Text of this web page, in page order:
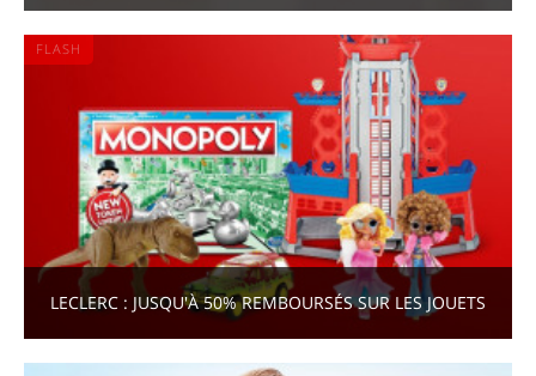
FLASH
LECLERC : JUSQU'À 50% REMBOURSÉS SUR LES JOUETS